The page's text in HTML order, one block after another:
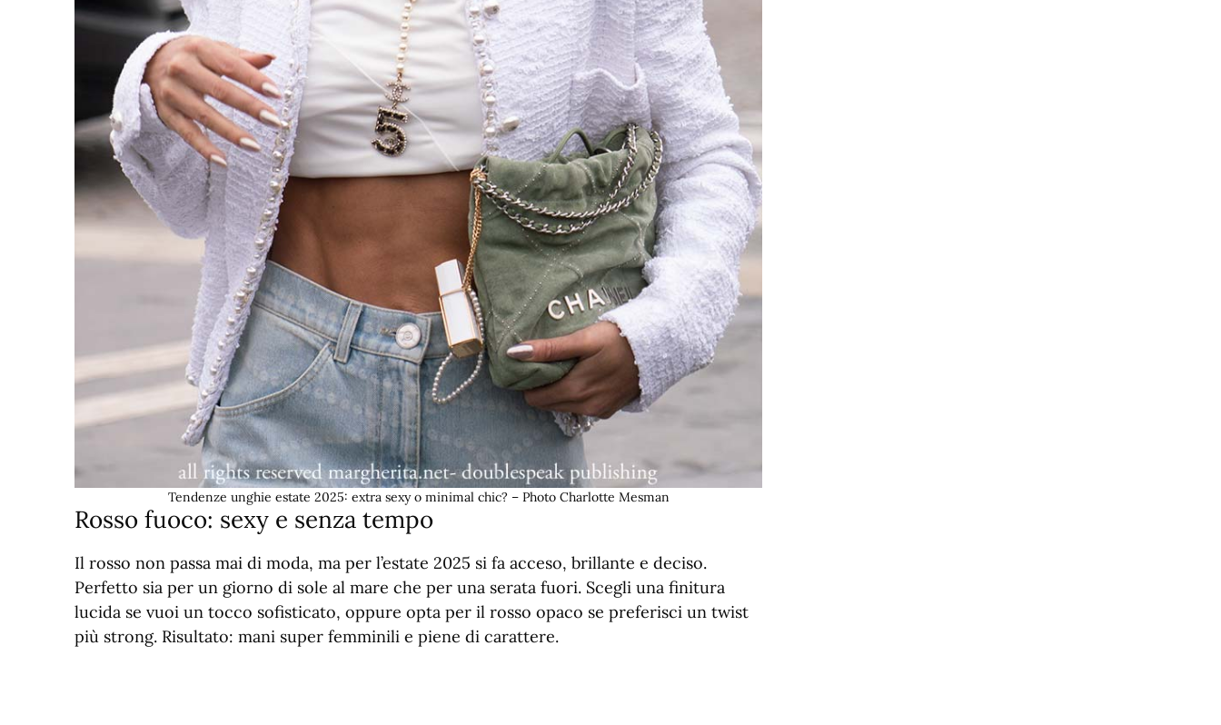
Tendenze unghie estate 2025: extra sexy o minimal chic? – Photo Charlotte Mesman
Rosso fuoco: sexy e senza tempo
Il rosso non passa mai di moda, ma per l’estate 2025 si fa acceso, brillante e deciso.
Perfetto sia per un giorno di sole al mare che per una serata fuori. Scegli una finitura
lucida se vuoi un tocco sofisticato, oppure opta per il rosso opaco se preferisci un twist
più strong. Risultato: mani super femminili e piene di carattere.